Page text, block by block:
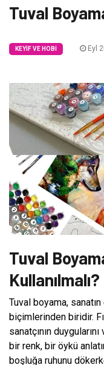
Tuval
KEYIF VE HOBI Eyl
Tuval
Kullanılmalı?
Tuval boyama,
biçimlerinden biridir.
sanatçının
bir renk, bir öykü
boşluğa ruhunu